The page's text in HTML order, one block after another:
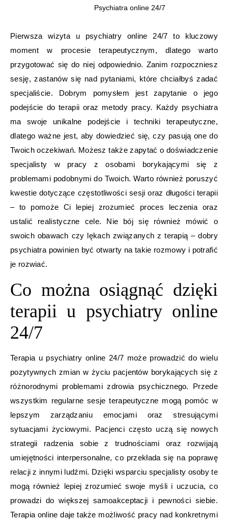
Psychiatra online 24/7
Pierwsza wizyta u psychiatry online 24/7 to kluczowy
moment w procesie terapeutycznym, dlatego warto
przygotować się do niej odpowiednio. Zanim rozpoczniesz
sesję, zastanów się nad pytaniami, które chciałbyś zadać
specjaliście. Dobrym pomysłem jest zapytanie o jego
podejście do terapii oraz metody pracy. Każdy psychiatra
ma swoje unikalne podejście i techniki terapeutyczne,
dlatego ważne jest, aby dowiedzieć się, czy pasują one do
Twoich oczekiwań. Możesz także zapytać o doświadczenie
specjalisty w pracy z osobami borykającymi się z
problemami podobnymi do Twoich. Warto również poruszyć
kwestie dotyczące częstotliwości sesji oraz długości terapii
– to pomoże Ci lepiej zrozumieć proces leczenia oraz
ustalić realistyczne cele. Nie bój się również mówić o
swoich obawach czy lękach związanych z terapią – dobry
psychiatra powinien być otwarty na takie rozmowy i potrafić
je rozwiać.
Co można osiągnąć dzięki
terapii u psychiatry online
24/7
Terapia u psychiatry online 24/7 może prowadzić do wielu
pozytywnych zmian w życiu pacjentów borykających się z
różnorodnymi problemami zdrowia psychicznego. Przede
wszystkim regularne sesje terapeutyczne mogą pomóc w
lepszym zarządzaniu emocjami oraz stresującymi
sytuacjami życiowymi. Pacjenci często uczą się nowych
strategii radzenia sobie z trudnościami oraz rozwijają
umiejętności interpersonalne, co przekłada się na poprawę
relacji z innymi ludźmi. Dzięki wsparciu specjalisty osoby te
mogą również lepiej zrozumieć swoje myśli i uczucia, co
prowadzi do większej samoakceptacji i pewności siebie.
Terapia online daje także możliwość pracy nad konkretnymi